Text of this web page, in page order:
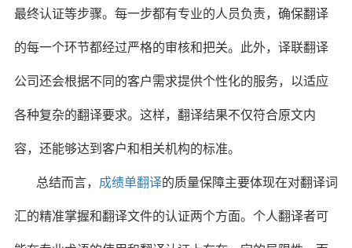
最终认证等步骤。每一步都有专业的人员负责，确保翻译
的每一个环节都经过严格的审核和把关。此外，译联翻译
公司还会根据不同的客户需求提供个性化的服务，以适应
各种复杂的翻译要求。这样，翻译结果不仅符合原文内
容，还能够达到客户和相关机构的标准。
总结而言， 成绩单翻译的质量保障主要体现在对翻译词
汇的精准掌握和翻译文件的认证两个方面。个人翻译者可